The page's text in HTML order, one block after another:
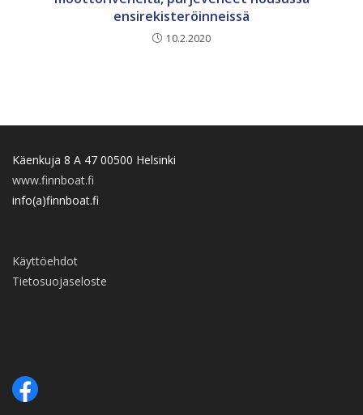
ensirekisteröinneissä
10.2.2020
Käenkuja 8 A 47 00500 Helsinki
www.finnboat.fi
info(a)finnboat.fi
Käyttöehdot
Tietosuojaseloste